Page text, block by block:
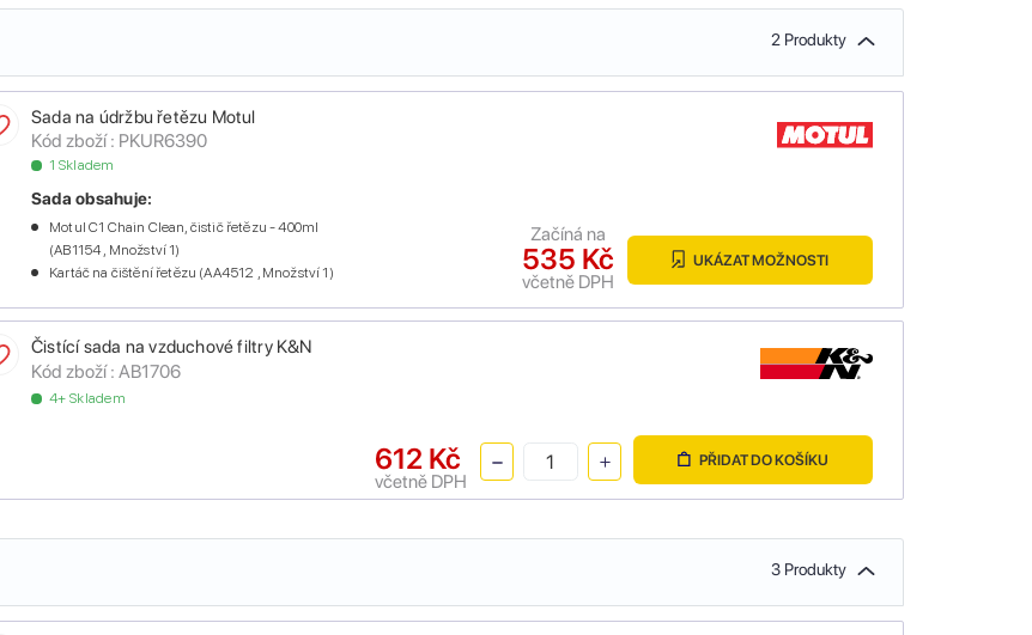
2 Produkty
Sada na údržbu řetězu Motul
Kód zboží : PKUR6390
1 Skladem
Sada obsahuje:
Motul C1 Chain Clean, čistič řetězu - 400ml
(AB1154 , Množství 1)
Kartáč na čištění řetězu (AA4512 , Množství 1)
535 Kč
včetně DPH
Začíná na
UKÁZAT MOŽNOSTI
Čistící sada na vzduchové filtry K&N
Kód zboží : AB1706
4+ Skladem
612 Kč
včetně DPH
PŘIDAT DO KOŠÍKU
3 Produkty